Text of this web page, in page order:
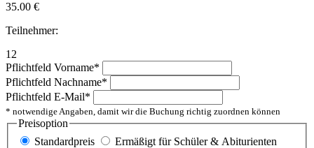
35.00 €
Teilnehmer:
12
Pflichtfeld Vorname*
Pflichtfeld Nachname*
Pflichtfeld E-Mail*
* notwendige Angaben, damit wir die Buchung richtig zuordnen können
Preisoption
Standardpreis
Ermäßigt für Schüler & Abiturienten